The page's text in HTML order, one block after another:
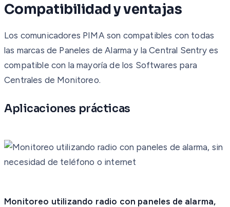
Compatibilidad y ventajas
Los comunicadores PIMA son compatibles con todas
las marcas de Paneles de Alarma y la Central Sentry es
compatible con la mayoría de los Softwares para
Centrales de Monitoreo.
Aplicaciones prácticas
Monitoreo utilizando radio con paneles de alarma,